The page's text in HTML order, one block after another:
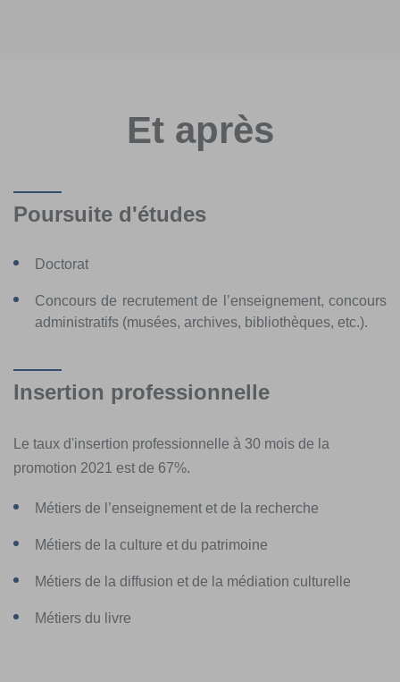
Et après
Poursuite d'études
Doctorat
Concours de recrutement de l’enseignement, concours
administratifs (musées, archives, bibliothèques, etc.).
Insertion professionnelle
Le taux d'insertion professionnelle à 30 mois de la
promotion 2021 est de 67%.
Métiers de l’enseignement et de la recherche
Métiers de la culture et du patrimoine
Métiers de la diffusion et de la médiation culturelle
Métiers du livre